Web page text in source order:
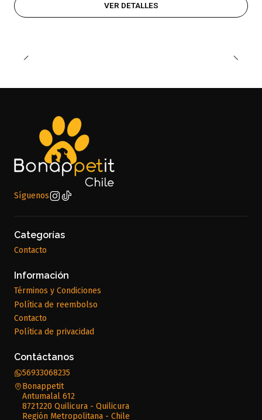
VER DETALLES
Síguenos
Categorías
Contacto
Información
Términos y Condiciones
Política de reembolso
Contacto
Política de privacidad
Contáctanos
56933068235
Bonappetit
Antumalal 612
8721220 Quilicura - Quilicura
Región Metropolitana - Chile